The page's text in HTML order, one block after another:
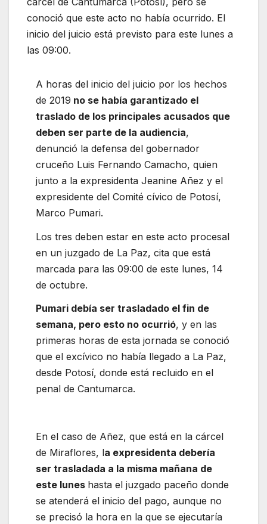
conoció que este acto no había ocurrido. El
inicio del juicio está previsto para este lunes a
las 09:00.
A horas del inicio del juicio por los hechos
de 2019 no se había garantizado el
traslado de los principales acusados que
deben ser parte de la audiencia,
denunció la defensa del gobernador
cruceño Luis Fernando Camacho, quien
junto a la expresidenta Jeanine Añez y el
expresidente del Comité cívico de Potosí,
Marco Pumari.
Los tres deben estar en este acto procesal
en un juzgado de La Paz, cita que está
marcada para las 09:00 de este lunes, 14
de octubre.
Pumari debía ser trasladado el fin de
semana, pero esto no ocurrió, y en las
primeras horas de esta jornada se conoció
que el excívico no había llegado a La Paz,
desde Potosí, donde está recluido en el
penal de Cantumarca.
En el caso de Añez, que está en la cárcel
de Miraflores, la expresidenta debería
ser trasladada a la misma mañana de
este lunes hasta el juzgado paceño donde
se atenderá el inicio del pago, aunque no
se precisó la hora en la que se ejecutaría